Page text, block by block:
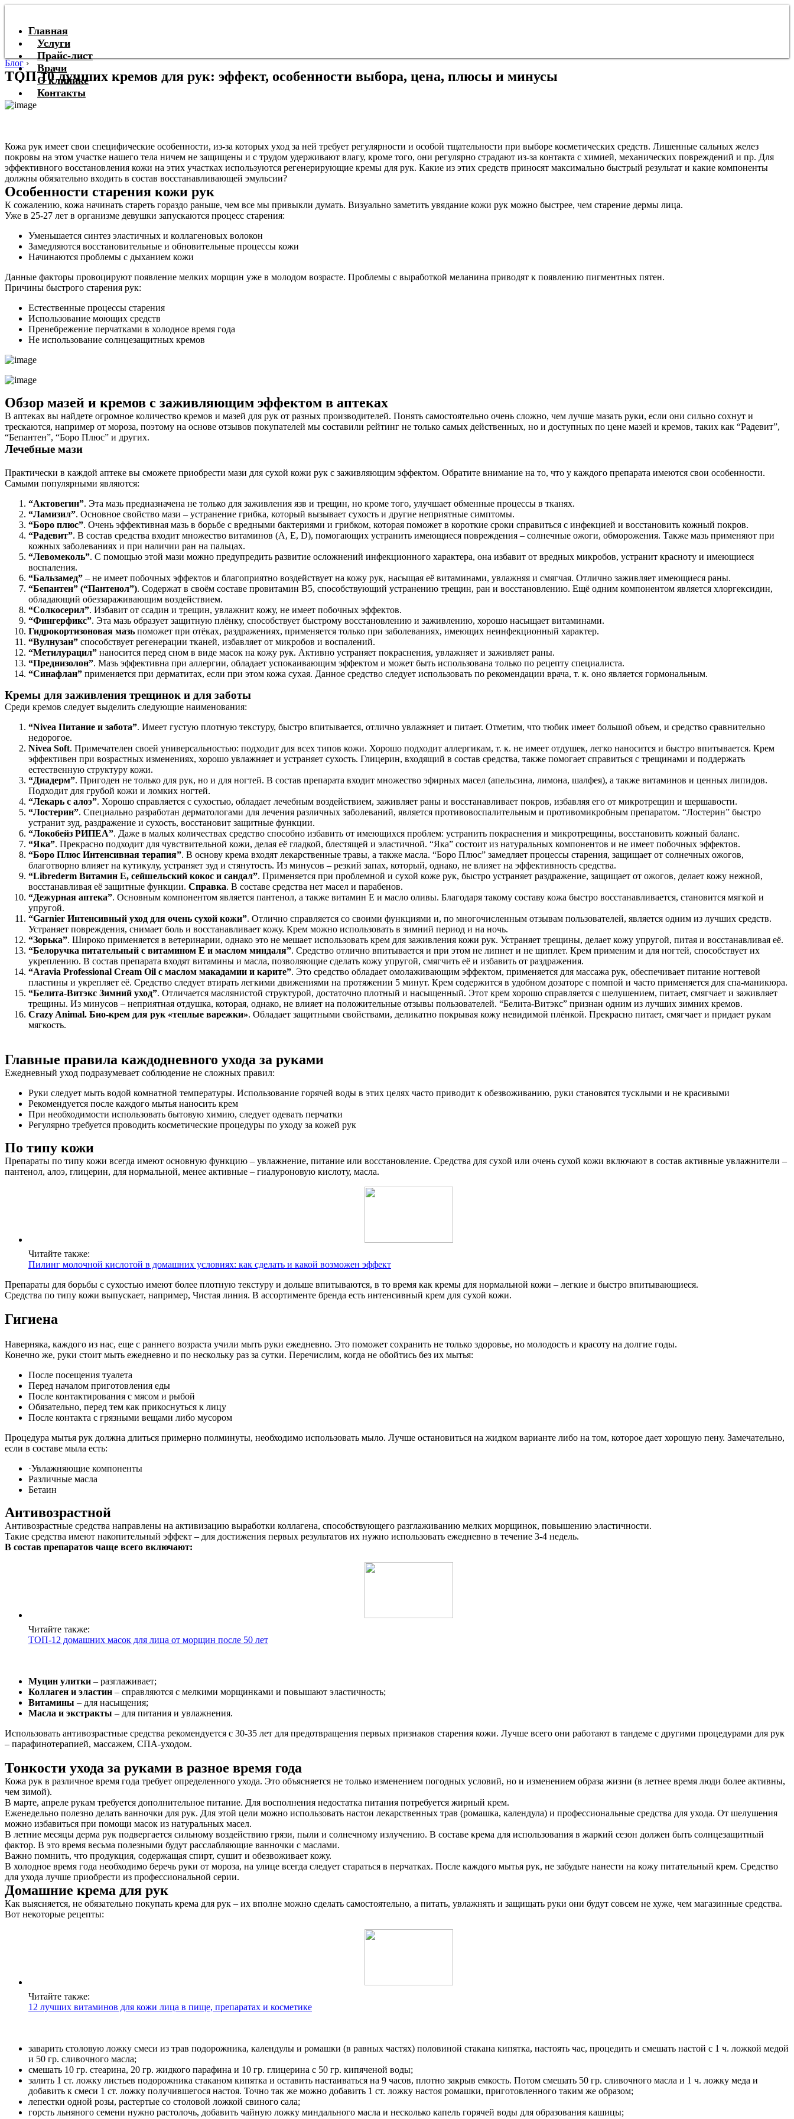
Главная
Услуги
Прайс-лист
Врачи
О клинике
Контакты
Блог ›
ТОП 10 лучших кремов для рук: эффект, особенности выбора, цена, плюсы и минусы
Кожа рук имеет свои специфические особенности, из-за которых уход за ней требует регулярности и особой тщательности при выборе косметических средств. Лишенные сальных желез
покровы на этом участке нашего тела ничем не защищены и с трудом удерживают влагу, кроме того, они регулярно страдают из-за контакта с химией, механических повреждений и пр. Для
эффективного восстановления кожи на этих участках используются регенерирующие кремы для рук. Какие из этих средств приносят максимально быстрый результат и какие компоненты
должны обязательно входить в состав восстанавливающей эмульсии?
Особенности старения кожи рук
К сожалению, кожа начинать стареть гораздо раньше, чем все мы привыкли думать. Визуально заметить увядание кожи рук можно быстрее, чем старение дермы лица.
Уже в 25-27 лет в организме девушки запускаются процесс старения:
Уменьшается синтез эластичных и коллагеновых волокон
Замедляются восстановительные и обновительные процессы кожи
Начинаются проблемы с дыханием кожи
Данные факторы провоцируют появление мелких морщин уже в молодом возрасте. Проблемы с выработкой меланина приводят к появлению пигментных пятен.
Причины быстрого старения рук:
Естественные процессы старения
Использование моющих средств
Пренебрежение перчатками в холодное время года
Не использование солнцезащитных кремов
Обзор мазей и кремов с заживляющим эффектом в аптеках
В аптеках вы найдете огромное количество кремов и мазей для рук от разных производителей. Понять самостоятельно очень сложно, чем лучше мазать руки, если они сильно сохнут и
трескаются, например от мороза, поэтому на основе отзывов покупателей мы составили рейтинг не только самых действенных, но и доступных по цене мазей и кремов, таких как “Радевит”,
“Бепантен”, “Боро Плюс” и других.
Лечебные мази
Практически в каждой аптеке вы сможете приобрести мази для сухой кожи рук с заживляющим эффектом. Обратите внимание на то, что у каждого препарата имеются свои особенности.
Cамыми популярными являются:
“Актовегин”. Эта мазь предназначена не только для заживления язв и трещин, но кроме того, улучшает обменные процессы в тканях.
“Ламизил”. Основное свойство мази – устранение грибка, который вызывает сухость и другие неприятные симптомы.
“Боро плюс”. Очень эффективная мазь в борьбе с вредными бактериями и грибком, которая поможет в короткие сроки справиться с инфекцией и восстановить кожный покров.
“Радевит”. В состав средства входит множество витаминов (A, E, D), помогающих устранить имеющиеся повреждения – солнечные ожоги, обморожения. Также мазь применяют при
кожных заболеваниях и при наличии ран на пальцах.
“Левомеколь”. С помощью этой мази можно предупредить развитие осложнений инфекционного характера, она избавит от вредных микробов, устранит красноту и имеющиеся
воспаления.
“Бальзамед” – не имеет побочных эффектов и благоприятно воздействует на кожу рук, насыщая её витаминами, увлажняя и смягчая. Отлично заживляет имеющиеся раны.
“Бепантен” (“Пантенол”). Содержат в своём составе провитамин В5, способствующий устранению трещин, ран и восстановлению. Ещё одним компонентом является хлоргексидин,
обладающий обеззараживающим воздействием.
“Солкосерил”. Избавит от ссадин и трещин, увлажнит кожу, не имеет побочных эффектов.
“Фингерфикс”. Эта мазь образует защитную плёнку, способствует быстрому восстановлению и заживлению, хорошо насыщает витаминами.
Гидрокортизоновая мазь поможет при отёках, раздражениях, применяется только при заболеваниях, имеющих неинфекционный характер.
“Вулнузан” способствует регенерации тканей, избавляет от микробов и воспалений.
“Метилурацил” наносится перед сном в виде масок на кожу рук. Активно устраняет покраснения, увлажняет и заживляет раны.
“Преднизолон”. Мазь эффективна при аллергии, обладает успокаивающим эффектом и может быть использована только по рецепту специалиста.
“Синафлан” применяется при дерматитах, если при этом кожа сухая. Данное средство следует использовать по рекомендации врача, т. к. оно является гормональным.
Кремы для заживления трещинок и для заботы
Среди кремов следует выделить следующие наименования:
“Nivea Питание и забота”. Имеет густую плотную текстуру, быстро впитывается, отлично увлажняет и питает. Отметим, что тюбик имеет большой объем, и средство сравнительно
недорогое.
Nivea Soft. Примечателен своей универсальностью: подходит для всех типов кожи. Хорошо подходит аллергикам, т. к. не имеет отдушек, легко наносится и быстро впитывается. Крем
эффективен при возрастных изменениях, хорошо увлажняет и устраняет сухость. Глицерин, входящий в состав средства, также помогает справиться с трещинами и поддержать
естественную структуру кожи.
“Диадерм”. Пригоден не только для рук, но и для ногтей. В состав препарата входит множество эфирных масел (апельсина, лимона, шалфея), а также витаминов и ценных липидов.
Подходит для грубой кожи и ломких ногтей.
“Лекарь с алоэ”. Хорошо справляется с сухостью, обладает лечебным воздействием, заживляет раны и восстанавливает покров, избавляя его от микротрещин и шершавости.
“Лостерин”. Специально разработан дерматологами для лечения различных заболеваний, является противовоспалительным и противомикробным препаратом. “Лостерин” быстро
устранит зуд, раздражение и сухость, восстановит защитные функции.
“Локобейз РИПЕА”. Даже в малых количествах средство способно избавить от имеющихся проблем: устранить покраснения и микротрещины, восстановить кожный баланс.
“Яка”. Прекрасно подходит для чувствительной кожи, делая её гладкой, блестящей и эластичной. “Яка” состоит из натуральных компонентов и не имеет побочных эффектов.
“Боро Плюс Интенсивная терапия”. В основу крема входят лекарственные травы, а также масла. “Боро Плюс” замедляет процессы старения, защищает от солнечных ожогов,
благотворно влияет на кутикулу, устраняет зуд и стянутость. Из минусов – резкий запах, который, однако, не влияет на эффективность средства.
“Librederm Витамин Е, сейшельский кокос и сандал”. Применяется при проблемной и сухой коже рук, быстро устраняет раздражение, защищает от ожогов, делает кожу нежной,
восстанавливая её защитные функции. Справка. В составе средства нет масел и парабенов.
“Дежурная аптека”. Основным компонентом является пантенол, а также витамин E и масло оливы. Благодаря такому составу кожа быстро восстанавливается, становится мягкой и
упругой.
“Garnier Интенсивный уход для очень сухой кожи”. Отлично справляется со своими функциями и, по многочисленным отзывам пользователей, является одним из лучших средств.
Устраняет повреждения, снимает боль и восстанавливает кожу. Крем можно использовать в зимний период и на ночь.
“Зорька”. Широко применяется в ветеринарии, однако это не мешает использовать крем для заживления кожи рук. Устраняет трещины, делает кожу упругой, питая и восстанавливая её.
“Белоручка питательный с витамином Е и маслом миндаля”. Средство отлично впитывается и при этом не липнет и не щиплет. Крем применим и для ногтей, способствует их
укреплению. В состав препарата входят витамины и масла, позволяющие сделать кожу упругой, смягчить её и избавить от раздражения.
“Aravia Professional Cream Oil с маслом макадамии и карите”. Это средство обладает омолаживающим эффектом, применяется для массажа рук, обеспечивает питание ногтевой
пластины и укрепляет её. Средство следует втирать легкими движениями на протяжении 5 минут. Крем содержится в удобном дозаторе с помпой и часто применяется для спа-маникюра.
“Белита-Витэкс Зимний уход”. Отличается маслянистой структурой, достаточно плотный и насыщенный. Этот крем хорошо справляется с шелушением, питает, смягчает и заживляет
трещины. Из минусов – неприятная отдушка, которая, однако, не влияет на положительные отзывы пользователей. “Белита-Витэкс” признан одним из лучших зимних кремов.
Crazy Animal. Био-крем для рук «теплые варежки». Обладает защитными свойствами, деликатно покрывая кожу невидимой плёнкой. Прекрасно питает, смягчает и придает рукам
мягкость.
Главные правила каждодневного ухода за руками
Ежедневный уход подразумевает соблюдение не сложных правил:
Руки следует мыть водой комнатной температуры. Использование горячей воды в этих целях часто приводит к обезвоживанию, руки становятся тусклыми и не красивыми
Рекомендуется после каждого мытья наносить крем
При необходимости использовать бытовую химию, следует одевать перчатки
Регулярно требуется проводить косметические процедуры по уходу за кожей рук
По типу кожи
Препараты по типу кожи всегда имеют основную функцию – увлажнение, питание или восстановление. Средства для сухой или очень сухой кожи включают в состав активные увлажнители –
пантенол, алоэ, глицерин, для нормальной, менее активные – гиалуроновую кислоту, масла.
Читайте также:
Пилинг молочной кислотой в домашних условиях: как сделать и какой возможен эффект
Препараты для борьбы с сухостью имеют более плотную текстуру и дольше впитываются, в то время как кремы для нормальной кожи – легкие и быстро впитывающиеся.
Средства по типу кожи выпускает, например, Чистая линия. В ассортименте бренда есть интенсивный крем для сухой кожи.
Гигиена
Наверняка, каждого из нас, еще с раннего возраста учили мыть руки ежедневно. Это поможет сохранить не только здоровье, но молодость и красоту на долгие годы.
Конечно же, руки стоит мыть ежедневно и по нескольку раз за сутки. Перечислим, когда не обойтись без их мытья:
После посещения туалета
Перед началом приготовления еды
После контактирования с мясом и рыбой
Обязательно, перед тем как прикоснуться к лицу
После контакта с грязными вещами либо мусором
Процедура мытья рук должна длиться примерно полминуты, необходимо использовать мыло. Лучше остановиться на жидком варианте либо на том, которое дает хорошую пену. Замечательно,
если в составе мыла есть:
·Увлажняющие компоненты
Различные масла
Бетаин
Антивозрастной
Антивозрастные средства направлены на активизацию выработки коллагена, способствующего разглаживанию мелких морщинок, повышению эластичности.
Такие средства имеют накопительный эффект – для достижения первых результатов их нужно использовать ежедневно в течение 3-4 недель.
В состав препаратов чаще всего включают:
Читайте также:
ТОП-12 домашних масок для лица от морщин после 50 лет
Муцин улитки – разглаживает;
Коллаген и эластин – справляются с мелкими морщинками и повышают эластичность;
Витамины – для насыщения;
Масла и экстракты – для питания и увлажнения.
Использовать антивозрастные средства рекомендуется с 30-35 лет для предотвращения первых признаков старения кожи. Лучше всего они работают в тандеме с другими процедурами для рук
– парафинотерапией, массажем, СПА-уходом.
Тонкости ухода за руками в разное время года
Кожа рук в различное время года требует определенного ухода. Это объясняется не только изменением погодных условий, но и изменением образа жизни (в летнее время люди более активны,
чем зимой).
В марте, апреле рукам требуется дополнительное питание. Для восполнения недостатка питания потребуется жирный крем.
Еженедельно полезно делать ванночки для рук. Для этой цели можно использовать настои лекарственных трав (ромашка, календула) и профессиональные средства для ухода. От шелушения
можно избавиться при помощи масок из натуральных масел.
В летние месяцы дерма рук подвергается сильному воздействию грязи, пыли и солнечному излучению. В составе крема для использования в жаркий сезон должен быть солнцезащитный
фактор. В это время весьма полезными будут расслабляющие ванночки с маслами.
Важно помнить, что продукция, содержащая спирт, сушит и обезвоживает кожу.
В холодное время года необходимо беречь руки от мороза, на улице всегда следует стараться в перчатках. После каждого мытья рук, не забудьте нанести на кожу питательный крем. Средство
для ухода лучше приобрести из профессиональной серии.
Домашние крема для рук
Как выясняется, не обязательно покупать крема для рук – их вполне можно сделать самостоятельно, а питать, увлажнять и защищать руки они будут совсем не хуже, чем магазинные средства.
Вот некоторые рецепты:
Читайте также:
12 лучших витаминов для кожи лица в пище, препаратах и косметике
заварить столовую ложку смеси из трав подорожника, календулы и ромашки (в равных частях) половиной стакана кипятка, настоять час, процедить и смешать настой с 1 ч. ложкой медой
и 50 гр. сливочного масла;
смешать 10 гр. стеарина, 20 гр. жидкого парафина и 10 гр. глицерина с 50 гр. кипяченой воды;
залить 1 ст. ложку листьев подорожника стаканом кипятка и оставить настаиваться на 9 часов, плотно закрыв емкость. Потом смешать 50 гр. сливочного масла и 1 ч. ложку меда и
добавить к смеси 1 ст. ложку получившегося настоя. Точно так же можно добавить 1 ст. ложку настоя ромашки, приготовленного таким же образом;
лепестки одной розы, растертые со столовой ложкой свиного сала;
горсть льняного семени нужно растолочь, добавить чайную ложку миндального масла и несколько капель горячей воды для образования кашицы;